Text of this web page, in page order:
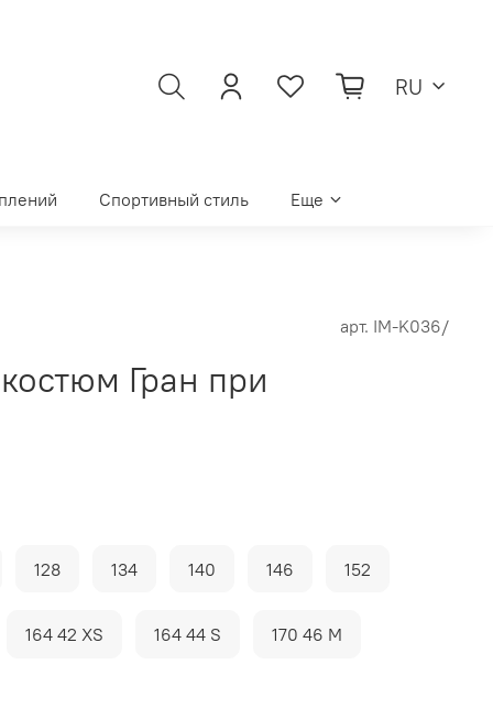
RU
Спортивный стиль Еще
арт. IM-K036/
Гран при
128 134 140 146 152
164 42 XS 164 44 S 170 46 M